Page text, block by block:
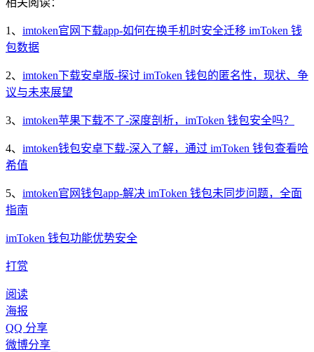
相关阅读：
1、 imtoken官网下载app-如何在换手机时安全迁移 imToken 钱
包数据
2、 imtoken下载安卓版-探讨 imToken 钱包的匿名性，现状、争
议与未来展望
3、 imtoken苹果下载不了-深度剖析，imToken 钱包安全吗？
4、 imtoken钱包安卓下载-深入了解，通过 imToken 钱包查看哈
希值
5、 imtoken官网钱包app-解决 imToken 钱包未同步问题，全面
指南
imToken 钱包功能优势安全
打赏
阅读
海报
QQ 分享
微博分享